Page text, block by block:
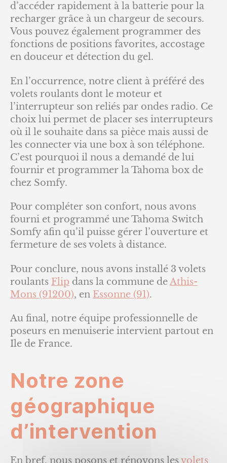
d’accéder rapidement à la batterie pour la
recharger grâce à un chargeur de secours.
Vous pouvez également programmer des
fonctions de positions favorites, accostage
en douceur et détection du gel.
En l’occurrence, notre client à préféré des
volets roulants dont le moteur et
l’interrupteur son reliés par ondes radio. Ce
choix lui permet de placer ses interrupteurs
où il le souhaite dans sa pièce mais aussi de
les connecter via une box à son téléphone.
C’est pourquoi il nous a demandé de lui
fournir et programmer la Tahoma box de
chez Somfy.
Pour compléter son confort, nous avons
fourni et programmé une Tahoma Switch
Somfy afin qu’il puisse gérer l’ouverture et
fermeture de ses volets à distance.
Pour conclure, nous avons installé 3 volets
roulants Flip dans la commune deAthis-
Mons (91200), en Essonne (91).
Au final, notre équipe professionnelle de
poseurs en menuiserie intervient partout en
Ile de France.
Notre zone
géographique
d’intervention
En bref, nous posons et rénovons lesvolets